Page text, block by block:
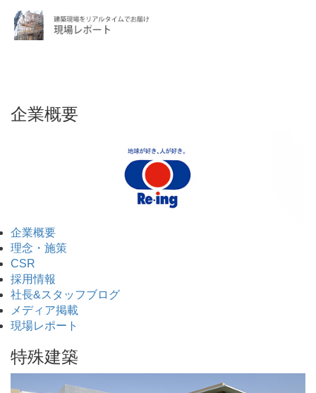
企業概要
企業概要
理念・施策
CSR
採用情報
社長&スタッフブログ
メディア掲載
現場レポート
特殊建築